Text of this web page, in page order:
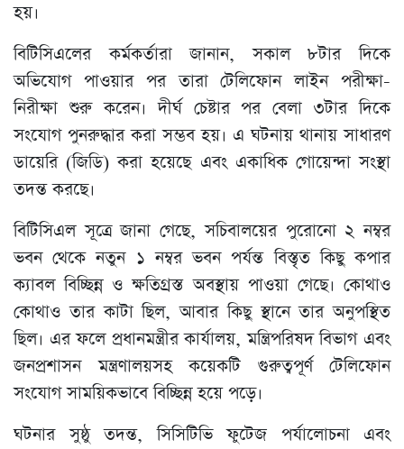
হয়।
বিটিসিএলের কর্মকর্তারা জানান, সকাল ৮টার দিকে
অভিযোগ পাওয়ার পর তারা টেলিফোন লাইন পরীক্ষা-
নিরীক্ষা শুরু করেন। দীর্ঘ চেষ্টার পর বেলা ৩টার দিকে
সংযোগ পুনরুদ্ধার করা সম্ভব হয়। এ ঘটনায় থানায় সাধারণ
ডায়েরি (জিডি) করা হয়েছে এবং একাধিক গোয়েন্দা সংস্থা
তদন্ত করছে।
বিটিসিএল সূত্রে জানা গেছে, সচিবালয়ের পুরোনো ২ নম্বর
ভবন থেকে নতুন ১ নম্বর ভবন পর্যন্ত বিস্তৃত কিছু কপার
ক্যাবল বিচ্ছিন্ন ও ক্ষতিগ্রস্ত অবস্থায় পাওয়া গেছে। কোথাও
কোথাও তার কাটা ছিল, আবার কিছু স্থানে তার অনুপস্থিত
ছিল। এর ফলে প্রধানমন্ত্রীর কার্যালয়, মন্ত্রিপরিষদ বিভাগ এবং
জনপ্রশাসন মন্ত্রণালয়সহ কয়েকটি গুরুত্বপূর্ণ টেলিফোন
সংযোগ সাময়িকভাবে বিচ্ছিন্ন হয়ে পড়ে।
ঘটনার সুষ্ঠু তদন্ত, সিসিটিভি ফুটেজ পর্যালোচনা এবং